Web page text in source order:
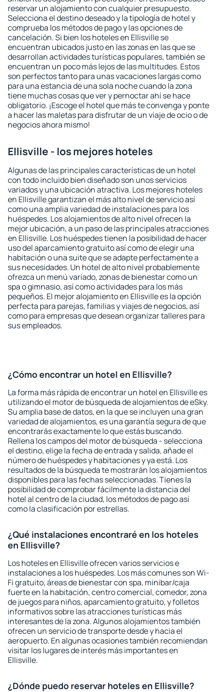
reservar un alojamiento con cualquier presupuesto.
Selecciona el destino deseado y la tipología de hotel y
comprueba los métodos de pago y las opciones de
cancelación. Si bien los hoteles en Ellisville se
encuentran ubicados justo en las zonas en las que se
desarrollan actividades turísticas populares, también se
encuentran un poco más lejos de las multitudes. Estos
son perfectos tanto para unas vacaciones largas como
para una estancia de una sola noche cuando la zona
tiene muchas cosas que ver y pernoctar ahí se hace
obligatorio. ¡Escoge el hotel que más te convenga y ponte
a hacer las maletas para disfrutar de un viaje de ocio o de
negocios ahora mismo!
Ellisville - los mejores hoteles
Algunas de las principales características de un hotel
con todo incluido bien diseñado son unos servicios
variados y una ubicación atractiva. Los mejores hoteles
en Ellisville garantizan el más alto nivel de servicio así
como una amplia variedad de instalaciones para los
huéspedes. Los alojamientos de alto nivel ofrecen la
mejor ubicación, a un paso de las principales atracciones
en Ellisville. Los huéspedes tienen la posibilidad de hacer
uso del aparcamiento gratuito así como de elegir una
habitación o una suite que se adapte perfectamente a
sus necesidades. Un hotel de alto nivel probablemente
ofrezca un menú variado, zonas de bienestar como un
spa o gimnasio, así como actividades para los más
pequeños. El mejor alojamiento en Ellisville es la opción
perfecta para parejas, familias y viajes de negocios, así
como para empresas que desean organizar talleres para
sus empleados.
¿Cómo encontrar un hotel en Ellisville?
La forma más rápida de encontrar un hotel en Ellisville es
utilizando el motor de búsqueda de alojamientos de eSky.
Su amplia base de datos, en la que se incluyen una gran
variedad de alojamientos, es una garantía segura de que
encontrarás exactamente lo que estás buscando.
Rellena los campos del motor de búsqueda - selecciona
el destino, elige la fecha de entrada y salida, añade el
número de huéspedes y habitaciones y ya está. Los
resultados de la búsqueda te mostrarán los alojamientos
disponibles para las fechas seleccionadas. Tienes la
posibilidad de comprobar fácilmente la distancia del
hotel al centro de la ciudad, los métodos de pago así
como la clasificación por estrellas.
¿Qué instalaciones encontraré en los hoteles
en Ellisville?
Los hoteles en Ellisville ofrecen varios servicios e
instalaciones a los huéspedes. Los más comunes son Wi-
Fi gratuito, áreas de bienestar con spa, minibar/caja
fuerte en la habitación, centro comercial, comedor, zona
de juegos para niños, aparcamiento gratuito, y folletos
informativos sobre las atracciones turísticas más
interesantes de la zona. Algunos alojamientos también
ofrecen un servicio de transporte desde y hacia el
aeropuerto. En algunas ocasiones también recomiendan
visitar los lugares de interés más importantes en
Ellisville.
¿Dónde puedo reservar hoteles en Ellisville?